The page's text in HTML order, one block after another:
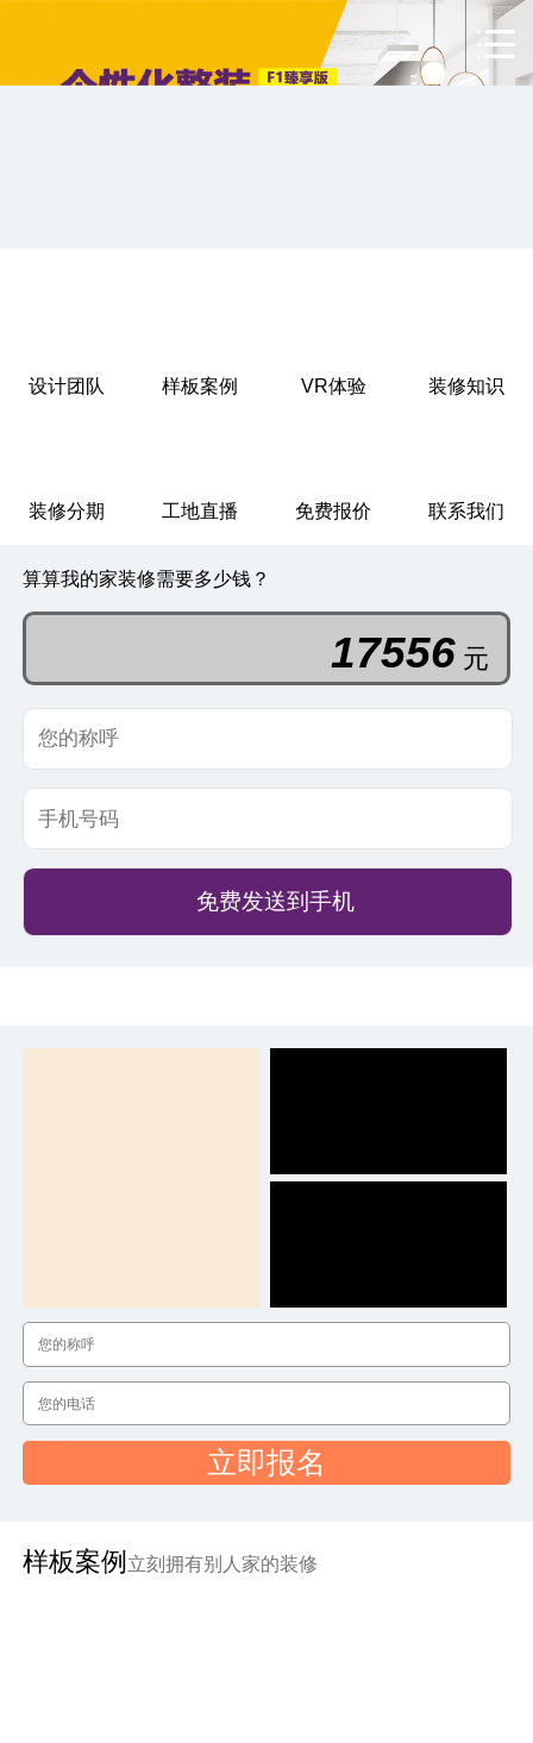
设计团队 样板案例 VR体验 装修知识
装修分期 工地直播 免费报价 联系我们
算算我的家装修需要多少钱？
78858 元
免费发送到手机
立即报名
样板案例 立刻拥有别人家的装修